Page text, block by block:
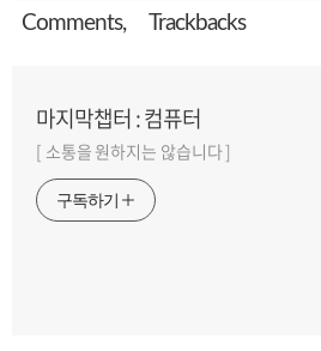
Comments, Trackbacks
마지막챕터 : 컴퓨터
[ 소통을 원하지는 않습니다 ]
구독하기